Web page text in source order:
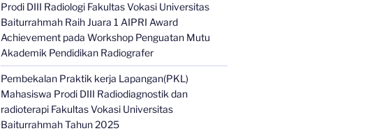
Prodi DIII Radiologi Fakultas Vokasi Universitas
Baiturrahmah Raih Juara 1 AIPRI Award
Achievement pada Workshop Penguatan Mutu
Akademik Pendidikan Radiografer
Pembekalan Praktik kerja Lapangan(PKL)
Mahasiswa Prodi DIII Radiodiagnostik dan
radioterapi Fakultas Vokasi Universitas
Baiturrahmah Tahun 2025